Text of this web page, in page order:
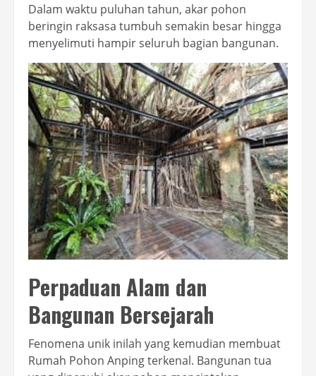
Dalam waktu puluhan tahun, akar pohon
beringin raksasa tumbuh semakin besar hingga
menyelimuti hampir seluruh bagian bangunan.
Perpaduan Alam dan
Bangunan Bersejarah
Fenomena unik inilah yang kemudian membuat
Rumah Pohon Anping terkenal. Bangunan tua